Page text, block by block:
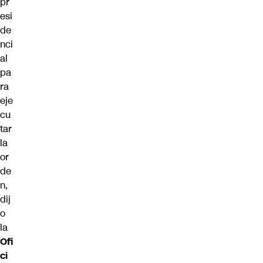
esi
de
nci
al
pa
ra
eje
cu
tar
la
or
de
n,
dij
o
la
Ofi
ci